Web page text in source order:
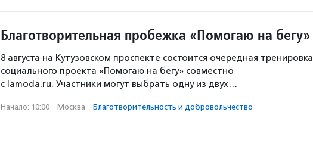
Благотворительная пробежка «Помогаю на бегу»
8 августа на Кутузовском проспекте состоится очередная тренировка
социального проекта «Помогаю на бегу» совместно
с lamoda.ru. Участники могут выбрать одну из двух…
Начало: 10:00 · Москва · Благотвори­тель­ность и доброволь­чест­во